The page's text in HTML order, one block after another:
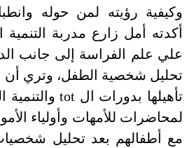
وكيفية رؤيته لمن حوله
أكدته أمل زارع مدربة التنمية
علي علم الفراسة إلى جانب
تحليل شخصية الطفل، وتري أن
تأهيلها بدورات ال tot
لمحاضرات للأمهات وأولياء
مع أطفالهم بعد تحليل